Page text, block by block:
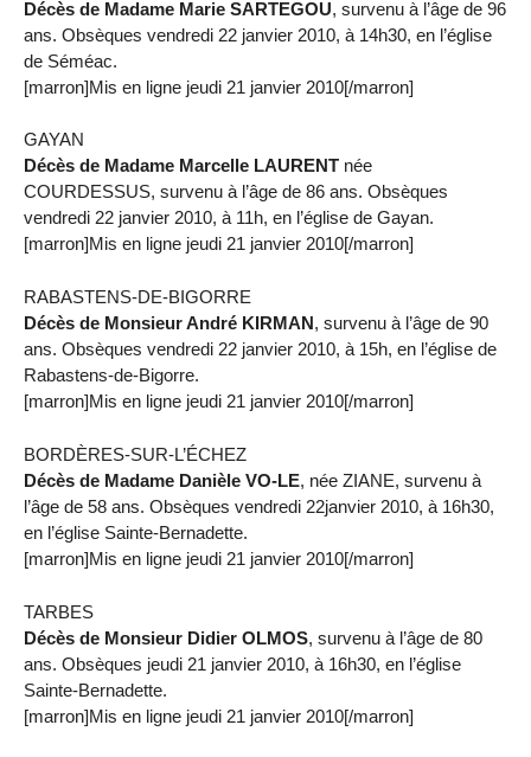
Décès de Madame Marie SARTEGOU, survenu à l’âge de 96
ans. Obsèques vendredi 22 janvier 2010, à 14h30, en l’église
de Séméac.
[marron]Mis en ligne jeudi 21 janvier 2010[/marron]
GAYAN
Décès de Madame Marcelle LAURENT née
COURDESSUS, survenu à l’âge de 86 ans. Obsèques
vendredi 22 janvier 2010, à 11h, en l’église de Gayan.
[marron]Mis en ligne jeudi 21 janvier 2010[/marron]
RABASTENS-DE-BIGORRE
Décès de Monsieur André KIRMAN, survenu à l’âge de 90
ans. Obsèques vendredi 22 janvier 2010, à 15h, en l’église de
Rabastens-de-Bigorre.
[marron]Mis en ligne jeudi 21 janvier 2010[/marron]
BORDÈRES-SUR-L’ÉCHEZ
Décès de Madame Danièle VO-LE, née ZIANE, survenu à
l’âge de 58 ans. Obsèques vendredi 22janvier 2010, à 16h30,
en l’église Sainte-Bernadette.
[marron]Mis en ligne jeudi 21 janvier 2010[/marron]
TARBES
Décès de Monsieur Didier OLMOS, survenu à l’âge de 80
ans. Obsèques jeudi 21 janvier 2010, à 16h30, en l’église
Sainte-Bernadette.
[marron]Mis en ligne jeudi 21 janvier 2010[/marron]